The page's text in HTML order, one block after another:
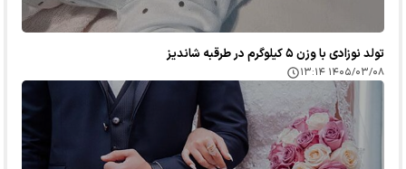
تولد نوزادی با وزن ۵ کیلوگرم در طرقبه شاندیز
۱۴۰۵/۰۳/۰۸ ۱۳:۱۴